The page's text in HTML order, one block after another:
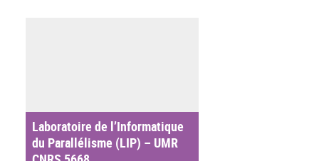
Laboratoire de l’Informatique
du Parallélisme (LIP) – UMR